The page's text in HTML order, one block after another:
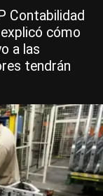
Contabilidad
cómo
a las
tendrán